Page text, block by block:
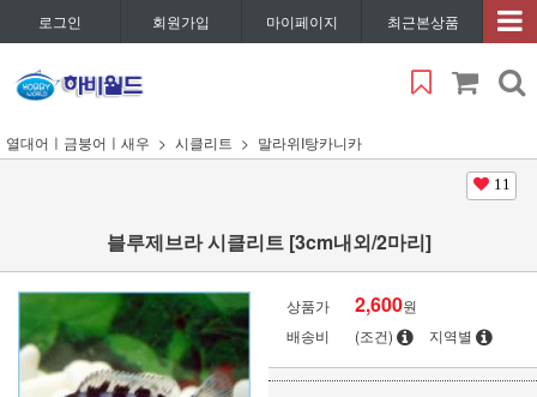
로그인 회원가입 마이페이지 최근본상품
열대어ㅣ금붕어ㅣ새우 시클리트 말라위I탕카니카
11
블루제브라 시클리트 [3cm내외/2마리]
상품가 2,600원
배송비
(조건) 지역별